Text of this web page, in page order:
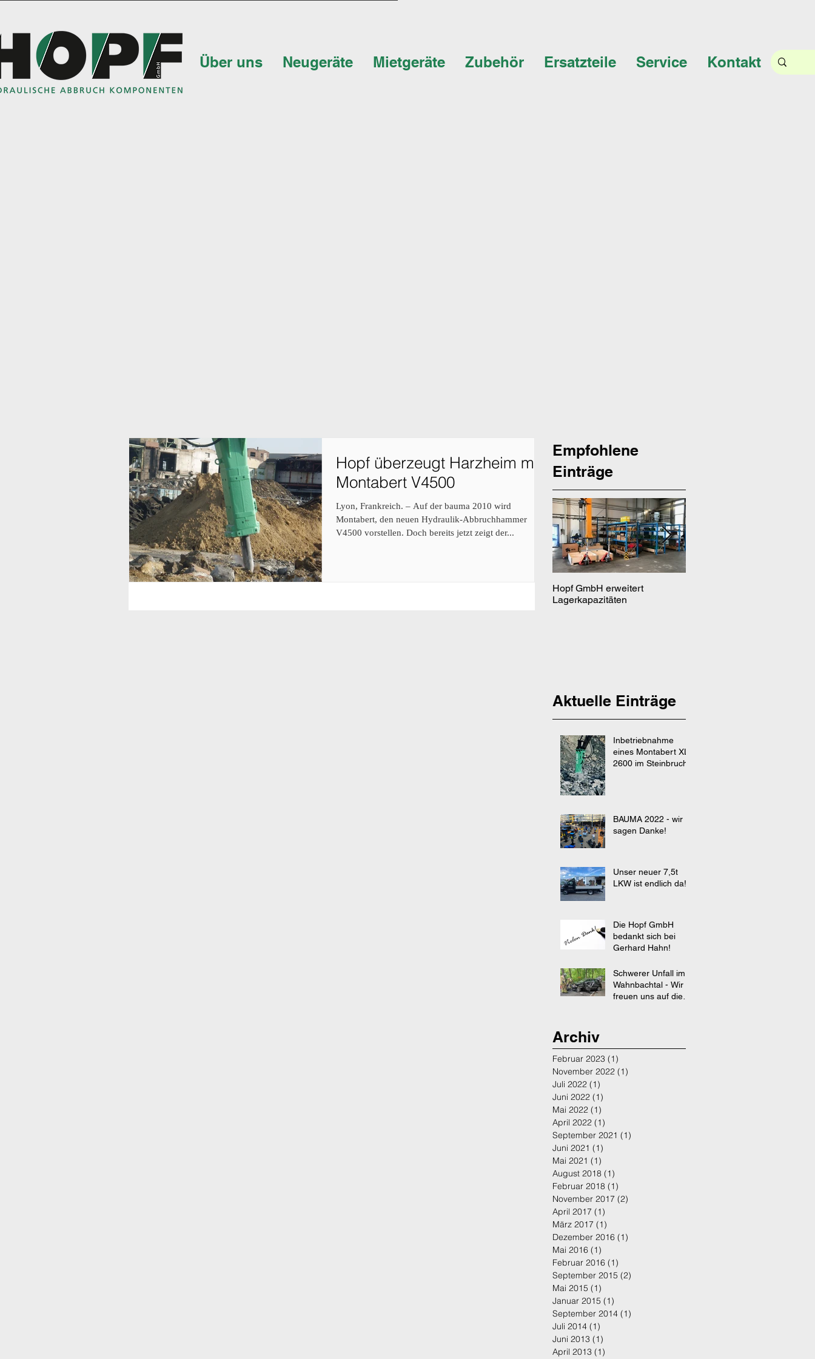
Über uns Neugeräte Mietgeräte Zubehör Ersatzteile Service Kontakt
Hopf überzeugt Harzheim mit
Montabert V4500
Lyon, Frankreich. – Auf der bauma 2010 wird
Montabert, den neuen Hydraulik-Abbruchhammer
V4500 vorstellen. Doch bereits jetzt zeigt der...
Empfohlene
Einträge
Hopf GmbH erweitert
Lagerkapazitäten
Aktuelle Einträge
Inbetriebnahme
eines Montabert XL
2600 im Steinbruch
BAUMA 2022 - wir
sagen Danke!
Unser neuer 7,5t
LKW ist endlich da!
Die Hopf GmbH
bedankt sich bei
Gerhard Hahn!
Schwerer Unfall im
Wahnbachtal - Wir
freuen uns auf die
Archiv
Februar 2023 (1)
November 2022 (1)
Juli 2022 (1)
Juni 2022 (1)
Mai 2022 (1)
April 2022 (1)
September 2021 (1)
Juni 2021 (1)
Mai 2021 (1)
August 2018 (1)
Februar 2018 (1)
November 2017 (2)
April 2017 (1)
März 2017 (1)
Dezember 2016 (1)
Mai 2016 (1)
Februar 2016 (1)
September 2015 (2)
Mai 2015 (1)
Januar 2015 (1)
September 2014 (1)
Juli 2014 (1)
Juni 2013 (1)
April 2013 (1)